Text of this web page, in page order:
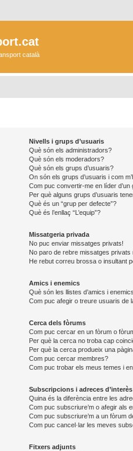
català
Nivells i grups d’usuaris
Què són els administradors?
Què són els moderadors?
Què són els grups d’usuaris?
On són els grups d’usuaris i com
Com puc convertir-me en líder d’un
Per què alguns grups d’usuaris
Què és un “grup per defecte”?
Què és l’enllaç “L’equip”?
Missatgeria privada
No puc enviar missatges privats!
No paro de rebre missatges privats
He rebut correu brossa o insultant
Amics i enemics
Què són les llistes d’amics i
Com puc afegir o treure usuaris de
Cerca dels fòrums
Com puc cercar en un fòrum o
Per què la cerca no troba cap
Per què la cerca produeix una
Com puc cercar membres?
Com puc trobar els meus temes i
Subscripcions i adreces d’interès
Quina és la diferència entre les
Com puc subscriure’m o afegir als
Com puc subscriure’m a un fòrum
Com puc cancel·lar les meves
Fitxers adjunts